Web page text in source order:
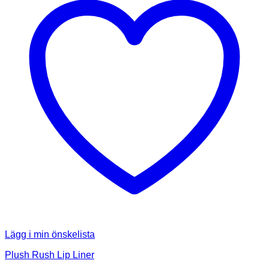
Lägg i min önskelista
Plush Rush Lip Liner